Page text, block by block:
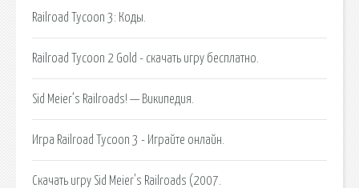
Railroad Tycoon 3: Коды.
Railroad Tycoon 2 Gold - скачать игру бесплатно.
Sid Meier’s Railroads! — Википедия.
Игра Railroad Tycoon 3 - Играйте онлайн.
Скачать игру Sid Meier's Railroads (2007.